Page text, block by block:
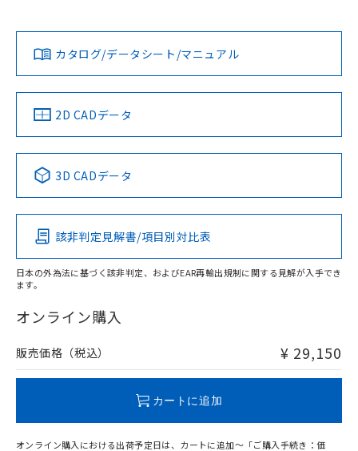
ダウンロードデータをご利用いただく前に、以下を必ずお読
みください。
ソフトウェアの使用条件
対応済み
中国 RoHS 注意事項・凡例
Pb Hg Cd Cr(VI)
O
在庫等で未対応品が混在する可能性があります。
問い合わせください。
LR型式承認
（イギリス
船舶規格）
DNV型式承認
（ノルウェー
BV型式承認
（フランス
KR型式
（韓国
No No No No
この製品の規格認証/適合状況ページへ
その他の認証はこちらのページからご検索ください
カタログ/データシート/マニュアル
2D CADデータ
3D CADデータ
該非判定見解書/項目別対比表
日本の外為法に基づく該非判定、およびEAR再輸出規制に関する見解が入手でき
ます。
オンライン購入
販売価格（税込） ¥ 29,150
カートに追加
オンライン購入における出荷予定日は、カートに追加～「ご購入手続き：価
るもので、過去に遡って非含有を証明する
ものではありません。
欄に対応日を記載しておりました。
既に当社にて対応品への在庫切替を完了
していることから、特段のことがない限
り、2022年1月12日より割愛しておりま